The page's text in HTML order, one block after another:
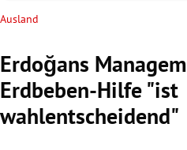
Untermenü
Untermenü
Untermenü
Ausland
Erdoğans
Erdbeben-Hilfe "ist
wahlentscheidend"